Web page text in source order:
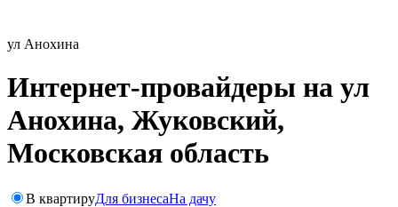
ул Анохина
Интернет-провайдеры на ул
Анохина, Жуковский,
Московская область
В квартируДля бизнесаНа дачу